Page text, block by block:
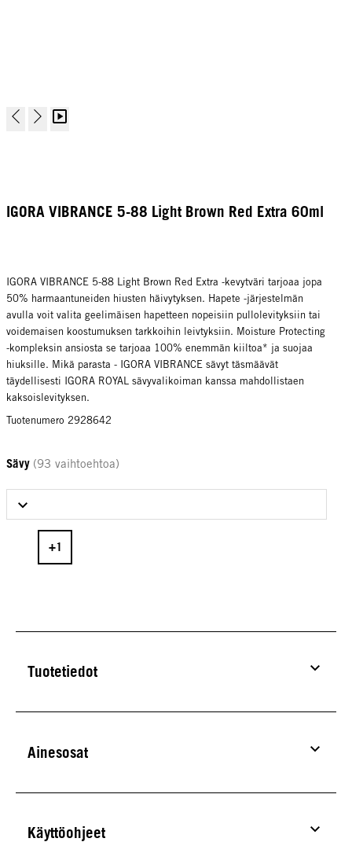
IGORA VIBRANCE 5-88 Light Brown Red Extra 60ml
IGORA VIBRANCE 5-88 Light Brown Red Extra -kevytväri tarjoaa jopa
50% harmaantuneiden hiusten häivytyksen. Hapete -järjestelmän
avulla voit valita geelimäisen hapetteen nopeisiin pullolevityksiin tai
voidemaisen koostumuksen tarkkoihin leivtyksiin. Moisture Protecting
-kompleksin ansiosta se tarjoaa 100% enemmän kiiltoa* ja suojaa
hiuksille. Mikä parasta - IGORA VIBRANCE sävyt täsmäävät
täydellisesti IGORA ROYAL sävyvalikoiman kanssa mahdollistaen
kaksoislevityksen.
Tuotenumero 2928642
Sävy (93 vaihtoehtoa)
Select Sävy
Tuotetiedot
Ainesosat
Käyttöohjeet